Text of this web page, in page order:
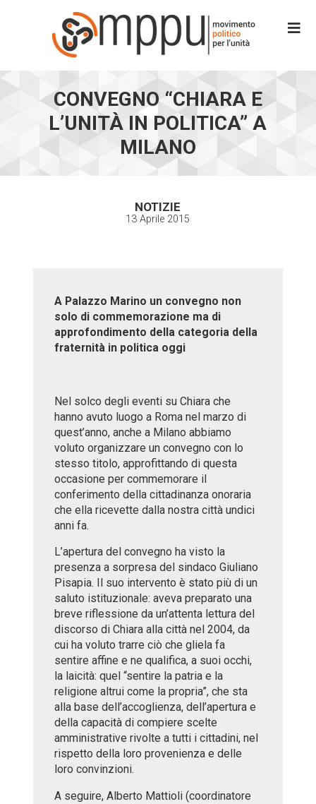
CONVEGNO “CHIARA E
L’UNITÀ IN POLITICA” A
MILANO
NOTIZIE
13 Aprile 2015
A Palazzo Marino un convegno non
solo di commemorazione ma di
approfondimento della categoria della
fraternità in politica oggi
Nel solco degli eventi su Chiara che
hanno avuto luogo a Roma nel marzo di
quest’anno, anche a Milano abbiamo
voluto organizzare un convegno con lo
stesso titolo, approfittando di questa
occasione per commemorare il
conferimento della cittadinanza onoraria
che ella ricevette dalla nostra città undici
anni fa.
L’apertura del convegno ha visto la
presenza a sorpresa del sindaco Giuliano
Pisapia. Il suo intervento è stato più di un
saluto istituzionale: aveva preparato una
breve riflessione da un’attenta lettura del
discorso di Chiara alla città nel 2004, da
cui ha voluto trarre ciò che gliela fa
sentire affine e ne qualifica, a suoi occhi,
la laicità: quel “sentire la patria e la
religione altrui come la propria”, che sta
alla base dell’accoglienza, dell’apertura e
della capacità di compiere scelte
amministrative rivolte a tutti i cittadini, nel
rispetto della loro provenienza e delle
loro convinzioni.
A seguire, Alberto Mattioli (coordinatore